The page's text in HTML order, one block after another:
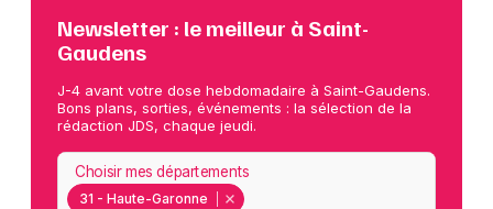
Newsletter : le meilleur à Saint-
Gaudens
J-4 avant votre dose hebdomadaire à Saint-Gaudens.
Bons plans, sorties, événements : la sélection de la
rédaction JDS, chaque jeudi.
31 - Haute-Garonne
Choisir mes départements